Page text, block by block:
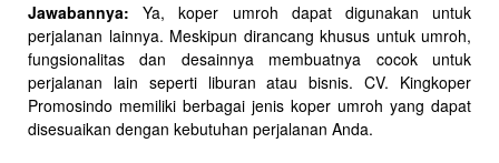
Jawabannya: Ya, koper umroh dapat digunakan untuk
perjalanan lainnya. Meskipun dirancang khusus untuk umroh,
fungsionalitas dan desainnya membuatnya cocok untuk
perjalanan lain seperti liburan atau bisnis. CV. Kingkoper
Promosindo memiliki berbagai jenis koper umroh yang dapat
disesuaikan dengan kebutuhan perjalanan Anda.